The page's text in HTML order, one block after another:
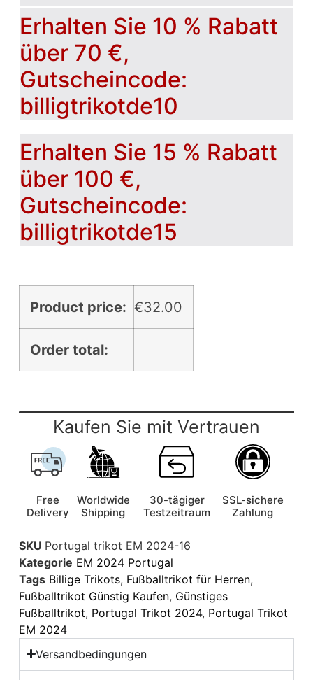
Erhalten Sie 10 % Rabatt
über 70 €,
Gutscheincode:
billigtrikotde10
Erhalten Sie 15 % Rabatt
über 100 €,
Gutscheincode:
billigtrikotde15
Product price: €32.00
Order total:
Kaufen Sie mit Vertrauen
Free
Delivery
Worldwide
Shipping
30-tägiger
Testzeitraum
SSL-sichere
Zahlung
SKU Portugal trikot EM 2024-16
Kategorie EM 2024 Portugal
Tags Billige Trikots, Fußballtrikot für Herren,
Fußballtrikot Günstig Kaufen, Günstiges
Fußballtrikot, Portugal Trikot 2024, Portugal Trikot
EM 2024
Versandbedingungen